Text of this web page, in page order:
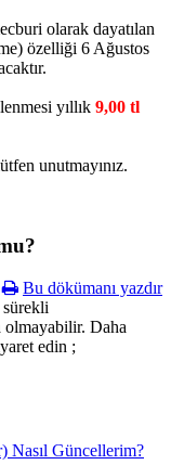
olarak dayatılan
özelliği 6 Ağustos
yıllık 9,00 tl
unutmayınız.
Bu dökümanı yazdır
sürekli
olmayabilir. Daha
edin ;
Nasıl Güncellerim?